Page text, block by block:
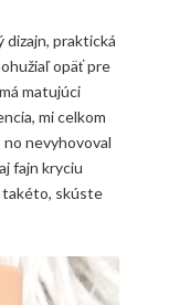
dizajn, praktická
opäť pre
matujúci
mi celkom
no nevyhovoval
fajn kryciu
takéto, skúste